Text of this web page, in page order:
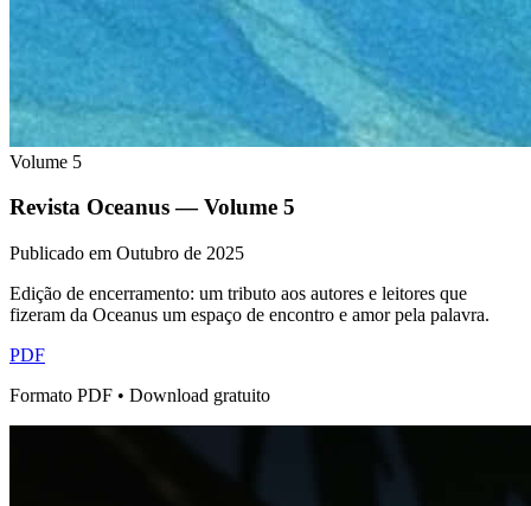
Volume 5
Revista Oceanus — Volume 5
Publicado em Outubro de 2025
Edição de encerramento: um tributo aos autores e leitores que
fizeram da Oceanus um espaço de encontro e amor pela palavra.
PDF
Formato PDF • Download gratuito